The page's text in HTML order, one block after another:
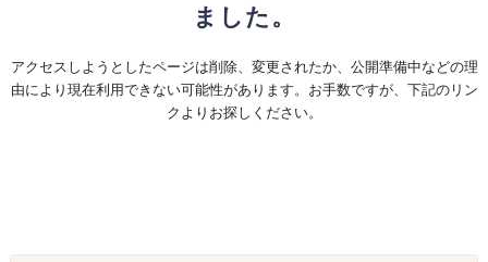
ました。
アクセスしようとしたページは削除、変更されたか、公開準備中などの理
由により現在利用できない可能性があります。お手数ですが、下記のリン
クよりお探しください。